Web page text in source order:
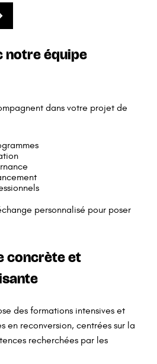
notre équipe
dans votre projet de
personnalisé pour poser
concrète et
des formations intensives et
en reconversion, centrées sur la
recherchées par les